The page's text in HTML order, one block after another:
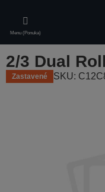
main
content
Menu (Ponuka)
2/3 Dual
Zastavené SKU: